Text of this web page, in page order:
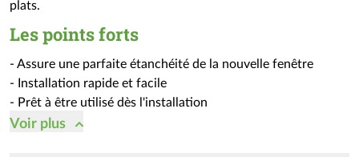
plats.
Les points forts
- Assure une parfaite étanchéité de la nouvelle fenêtre
- Installation rapide et facile
- Prêt à être utilisé dès l'installation
Voir plus